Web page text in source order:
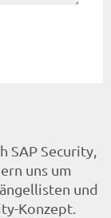
SAP Security,
uns um
und
Konzept.